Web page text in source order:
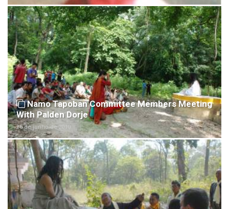
Namo Tapoban Committee Members Meeting
With Palden Dorje
26 de junho de 2010